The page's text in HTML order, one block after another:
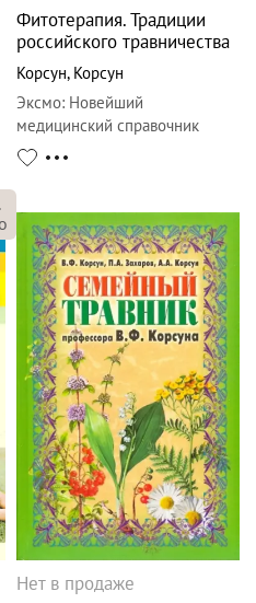
Фитотерапия. Традиции
российского травничества
Корсун, Корсун
Эксмо: Новейший
медицинский справочник
Нет в продаже